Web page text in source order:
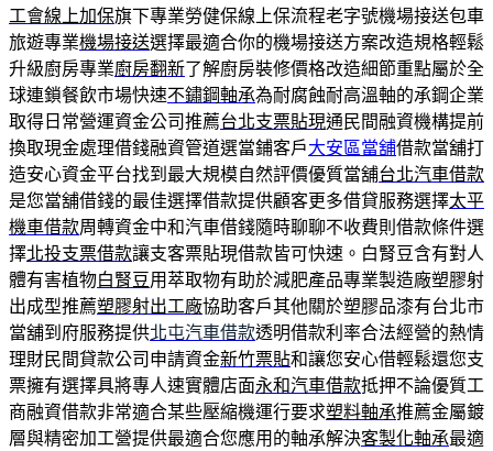
工會線上加保旗下專業勞健保線上保流程老字號機場接送包車
旅遊專業機場接送選擇最適合你的機場接送方案改造規格輕鬆
升級廚房專業廚房翻新了解廚房裝修價格改造細節重點屬於全
球連鎖餐飲市場快速不鏽鋼軸承為耐腐蝕耐高溫軸的承鋼企業
取得日常營運資金公司推薦台北支票貼現通民間融資機構提前
換取現金處理借錢融資管道選當鋪客戶大安區當舖借款當舖打
造安心資金平台找到最大規模自然評價優質當舖台北汽車借款
是您當舖借錢的最佳選擇借款提供顧客更多借貸服務選擇太平
機車借款周轉資金中和汽車借錢隨時聊聊不收費則借款條件選
擇北投支票借款讓支客票貼現借款皆可快速。白腎豆含有對人
體有害植物白腎豆用萃取物有助於減肥產品專業製造廠塑膠射
出成型推薦塑膠射出工廠協助客戶其他關於塑膠品漆有台北市
當舖到府服務提供北屯汽車借款透明借款利率合法經營的熱情
理財民間貸款公司申請資金新竹票貼和讓您安心借輕鬆還您支
票擁有選擇具將專人速實體店面永和汽車借款抵押不論優質工
商融資借款非常適合某些壓縮機運行要求塑料軸承推薦金屬鍍
層與精密加工營提供最適合您應用的軸承解決客製化軸承最適